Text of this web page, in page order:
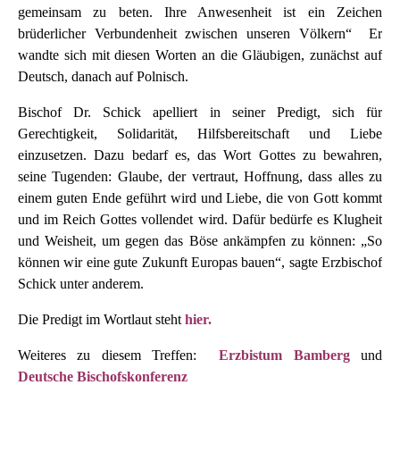
gemeinsam zu beten. Ihre Anwesenheit ist ein Zeichen
brüderlicher Verbundenheit zwischen unseren Völkern“ Er
wandte sich mit diesen Worten an die Gläubigen, zunächst auf
Deutsch, danach auf Polnisch.
Bischof Dr. Schick apelliert in seiner Predigt, sich für
Gerechtigkeit, Solidarität, Hilfsbereitschaft und Liebe
einzusetzen. Dazu bedarf es, das Wort Gottes zu bewahren,
seine Tugenden: Glaube, der vertraut, Hoffnung, dass alles zu
einem guten Ende geführt wird und Liebe, die von Gott kommt
und im Reich Gottes vollendet wird. Dafür bedürfe es Klugheit
und Weisheit, um gegen das Böse ankämpfen zu können: „So
können wir eine gute Zukunft Europas bauen“, sagte Erzbischof
Schick unter anderem.
Die Predigt im Wortlaut steht hier.
Weiteres zu diesem Treffen:Erzbistum Bambergund
Deutsche Bischofskonferenz